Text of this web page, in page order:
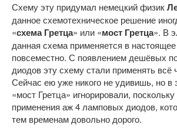
Схему эту придумал немецкий физик
данное схемотехническое решение
«схема Гретца» или «мост Гретца». В
данная схема применяется в
повсеместно. С появлением дешёвых
диодов эту схему стали применять
Сейчас ею уже никого не удивишь, но в
«мост Гретца» игнорировали,
применения аж 4 ламповых диодов,
тем временам довольно дорого.